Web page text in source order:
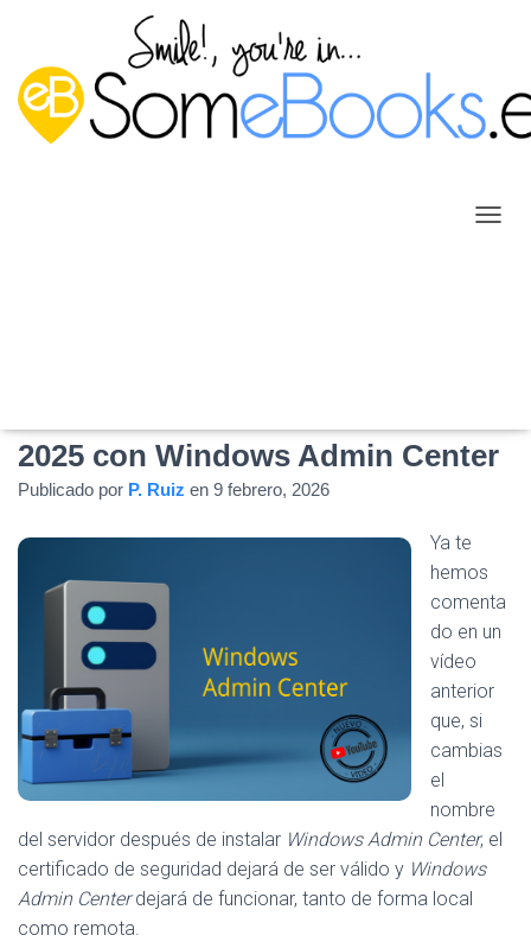
D
O
E
A
I
2025 con Windows Admin Center
Publicado por P. Ruiz en 9 febrero, 2026
Ya te
hemos
comenta
do en un
vídeo
anterior
que, si
cambias
el
nombre
del servidor después de instalar Windows Admin Center, el
certificado de seguridad dejará de ser válido y Windows
Admin Centerdejará de funcionar, tanto de forma local
como remota.